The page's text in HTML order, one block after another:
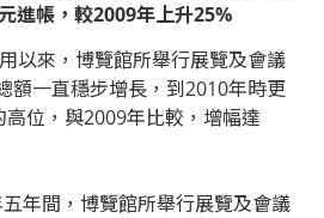
進帳，較2009年上升25%
以來，博覽館所舉行展覽及會議
額一直穩步增長，到2010年時更
位，與2009年比較，增幅達
年間，博覽館所舉行展覽及會議